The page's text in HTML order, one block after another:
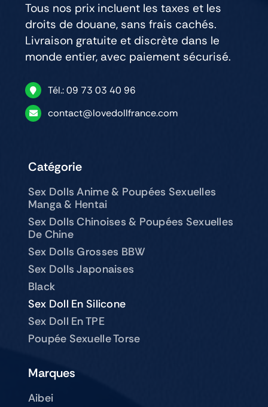
Tous nos prix incluent les taxes et les
droits de douane, sans frais cachés.
Livraison gratuite et discrète dans le
monde entier, avec paiement sécurisé.
Tél.: 09 73 03 40 96
contact@lovedollfrance.com
Catégorie
Sex Dolls Anime & Poupées Sexuelles
Manga & Hentai
Sex Dolls Chinoises & Poupées Sexuelles
De Chine
Sex Dolls Grosses BBW
Sex Dolls Japonaises
Black
Sex Doll En Silicone
Sex Doll En TPE
Poupée Sexuelle Torse
Marques
Aibei